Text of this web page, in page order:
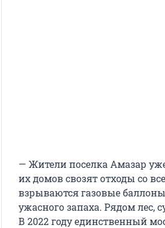
— Жители поселка Амазар
их домов свозят отходы со
взрываются газовые
ужасного запаха. Рядом лес,
В 2022 году единственный